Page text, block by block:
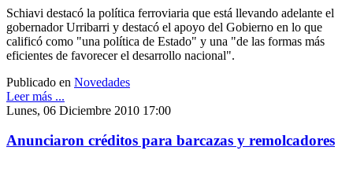
Schiavi destacó la política ferroviaria que está llevando adelante el
gobernador Urribarri y destacó el apoyo del Gobierno en lo que
calificó como "una política de Estado" y una "de las formas más
eficientes de favorecer el desarrollo nacional".
Publicado en Novedades
Leer más ...
Lunes, 06 Diciembre 2010 17:00
Anunciaron créditos para barcazas y remolcadores